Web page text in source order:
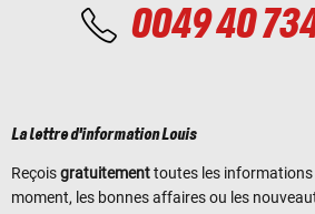
0049 40
La lettre d'information Louis
Reçoisgratuitementtoutes les
moment, les bonnes affaires ou les